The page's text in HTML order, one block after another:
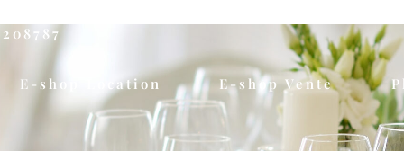
E-shop Location E-shop Vente